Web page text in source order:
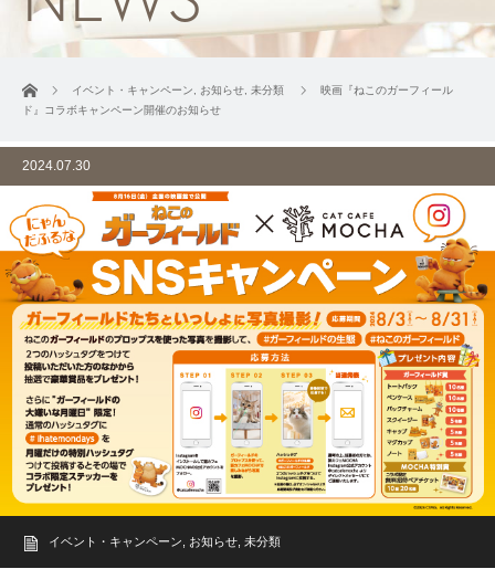
ホーム イベント・キャンペーン お知らせ 未分類
映画『ねこのガーフィール
ド』コラボキャンペーン開催のお知らせ
2024.07.30
イベント・キャンペーン お知らせ 未分類